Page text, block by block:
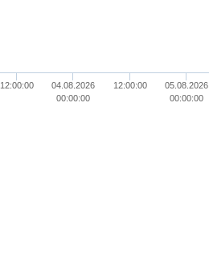
12:00:00
04.08.2026
00:00:00
12:00:00
05.08.2026
00:00:00